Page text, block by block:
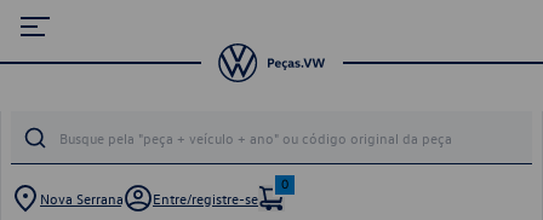
Nova Serrana Entre/registre-se
0